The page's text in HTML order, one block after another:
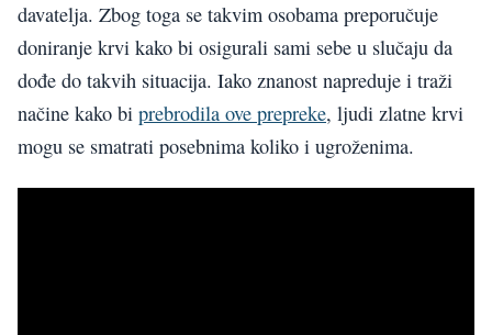
davatelja. Zbog toga se takvim osobama preporučuje
doniranje krvi kako bi osigurali sami sebe u slučaju da
dođe do takvih situacija. Iako znanost napreduje i traži
načine kako bi prebrodila ove prepreke, ljudi zlatne krvi
mogu se smatrati posebnima koliko i ugroženima.